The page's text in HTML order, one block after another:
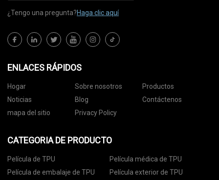
¿Tengo una pregunta?Haga clic aquí
ENLACES RÁPIDOS
Hogar Sobre nosotros
Productos
Noticias
Blog
Contáctenos
mapa del sitio
Privacy Policy
CATEGORIA DE PRODUCTO
Película de TPU
Película médica de TPU
Película de embalaje de TPU
Película exterior de TPU